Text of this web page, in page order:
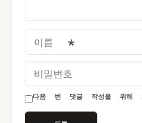
이름
비밀번호
다음 번 댓글 작성을 위해 기